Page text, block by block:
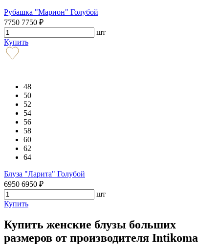
Рубашка "Марион" Голубой
7750 7750 ₽
шт
Купить
48
50
52
54
56
58
60
62
64
Блуза "Ларита" Голубой
6950 6950 ₽
шт
Купить
Купить женские блузы больших
размеров от производителя Intikoma